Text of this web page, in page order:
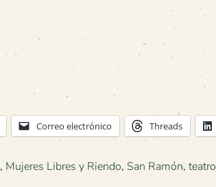
Correo electrónico Threads
, Mujeres Libres y Riendo, San Ramón,teatro